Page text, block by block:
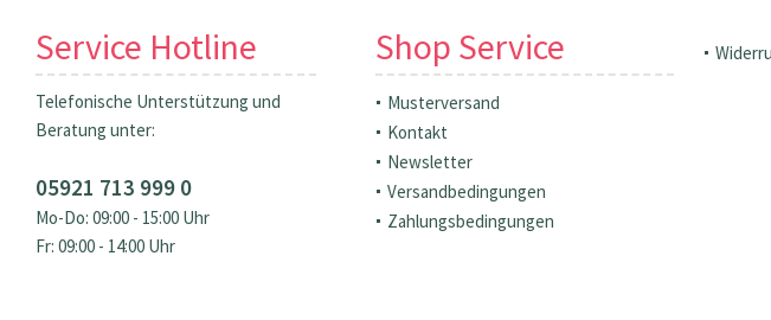
Service Hotline
Telefonische Unterstützung und
Beratung unter:
05921 713 999 0
Mo-Do: 09:00 - 15:00 Uhr
Fr: 09:00 - 14:00 Uhr
Shop Service
Musterversand
Kontakt
Newsletter
Versandbedingungen
Zahlungsbedingungen